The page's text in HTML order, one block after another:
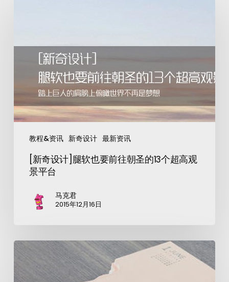
教程&资讯 新奇设计 最新资讯
[新奇设计]腿软也要前往朝圣的13个超高观
景平台
马克君
2015年12月16日